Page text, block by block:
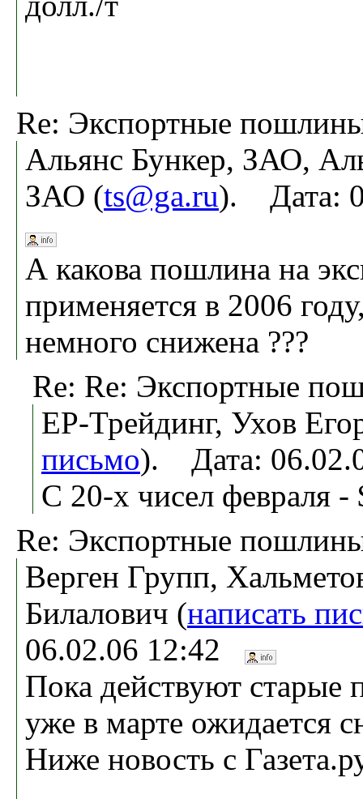
Re: Экспортные
Альянс Бункер, ЗАО,
ЗАО (ts@ga.ru). Дата:
А какова пошлина на
применяется в 2006
немного снижена ???
Re: Re: Экспортные
ЕР-Трейдинг, Ухов
письмо). Дата:
С 20-х чисел февраля -
Re: Экспортные
Верген Групп,
Билалович (написать
06.02.06 12:42
Пока действуют
уже в марте ожидается
Ниже новость с